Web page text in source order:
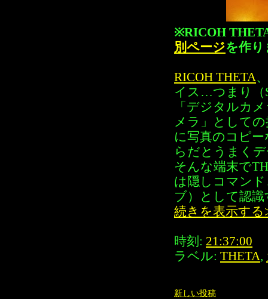
※RICOH
別ページを作
RICOH THETA
イス…つまり（
「デジタルカ
メラ」として
に写真のコピ
らだとうまく
そんな端末で
は隠しコマン
ブ）として認
続きを表示す
時刻: 21:37:00
ラベル: THETA,
新しい投稿